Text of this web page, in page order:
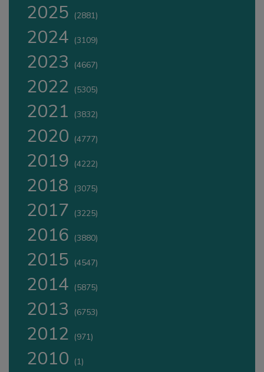
2025 (2881)
2024 (3109)
2023 (4667)
2022 (5305)
2021 (3832)
2020 (4777)
2019 (4222)
2018 (3075)
2017 (3225)
2016 (3880)
2015 (4547)
2014 (5875)
2013 (6753)
2012 (971)
2010 (1)